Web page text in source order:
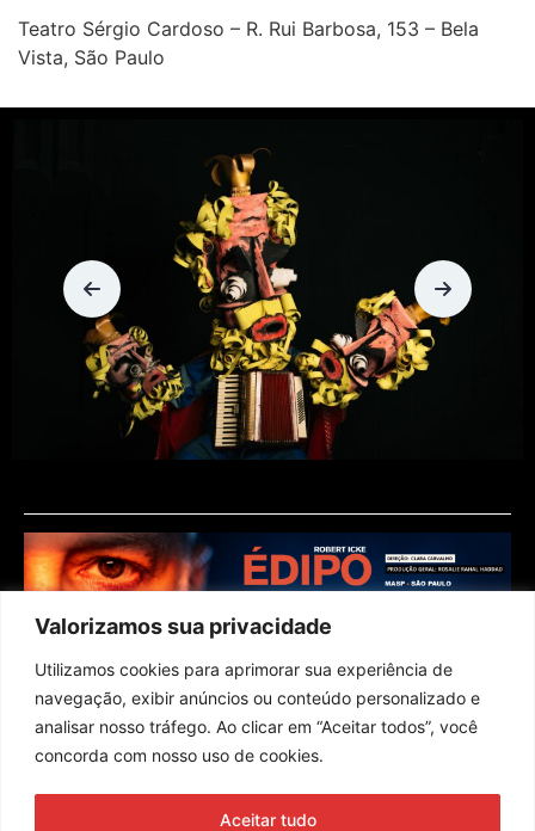
Valorizamos sua privacidade
Utilizamos cookies para aprimorar sua experiência de
navegação, exibir anúncios ou conteúdo personalizado e
analisar nosso tráfego. Ao clicar em “Aceitar todos”, você
concorda com nosso uso de cookies.
Aceitar tudo
Teatro Sérgio Cardoso – R. Rui Barbosa, 153 – Bela
Vista, São Paulo
Assine nossa newsletter